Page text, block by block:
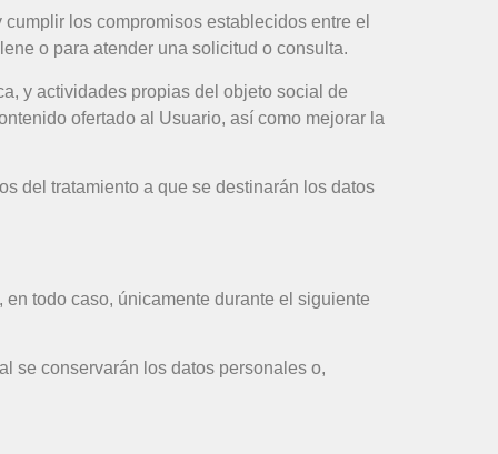
los compromisos establecidos entre el
o para atender una solicitud o consulta.
y actividades propias del objeto social de
ofertado al Usuario, así como mejorar la
del tratamiento a que se destinarán los datos
todo caso, únicamente durante el siguiente
se conservarán los datos personales o,